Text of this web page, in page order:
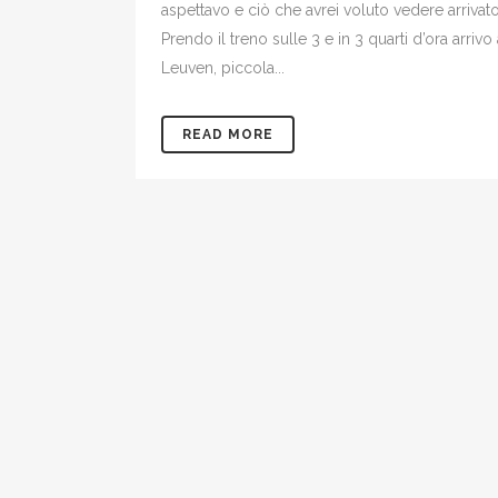
aspettavo e ciò che avrei voluto vedere arrivato
Prendo il treno sulle 3 e in 3 quarti d’ora arrivo
Leuven, piccola...
READ MORE